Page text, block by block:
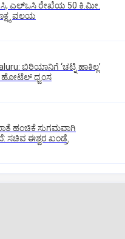
ಎಲ್‌ಒಸಿ ರೇಖೆಯ 50 ಕಿ.ಮೀ.
ವಲಯ
ಬಿರಿಯಾನಿಗೆ ‘ಚಟ್ನಿ ಹಾಕಿಲ್ಲ’
ಹೋಟೆಲ್‌ ಧ್ವಂಸ
ಹಂಚಿಕೆ ಸುಗಮವಾಗಿ
ಸಚಿವ ಈಶ್ವರ ಖಂಡ್ರೆ